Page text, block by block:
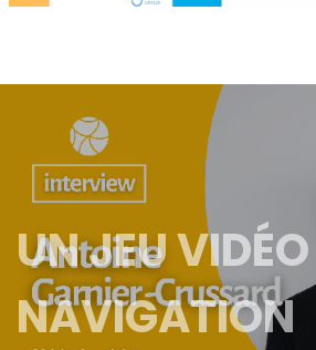
UN JEU
NAVIGATION